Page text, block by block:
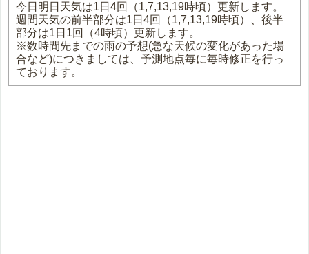
今日明日天気は1日4回（1,7,13,19時頃）更新します。
週間天気の前半部分は1日4回（1,7,13,19時頃）、後半
部分は1日1回（4時頃）更新します。
※数時間先までの雨の予想(急な天候の変化があった場
合など)につきましては、予測地点毎に毎時修正を行っ
ております。